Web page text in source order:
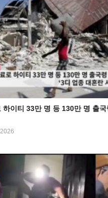
하이티 33만 명 등 130만 명 출국